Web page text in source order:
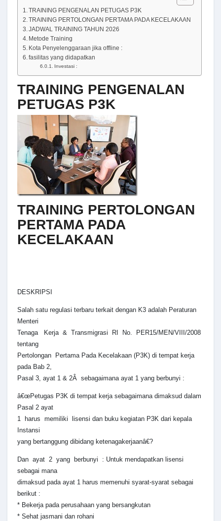
TRAINING PENGENALAN PETUGAS P3K
TRAINING PERTOLONGAN PERTAMA PADA KECELAKAAN
JADWAL TRAINING TAHUN 2026
Metode Training
Kota Penyelenggaraan jika offline :
fasilitas yang didapatkan
Investasi :
TRAINING PENGENALAN
PETUGAS P3K
TRAINING PERTOLONGAN
PERTAMA PADA
KECELAKAAN
DESKRIPSI
Salah satu regulasi terbaru terkait dengan K3 adalah Peraturan
Menteri
Tenaga Kerja & Transmigrasi RI No. PER15/MEN/VIII/2008
tentang
Pertolongan Pertama Pada Kecelakaan (P3K) di tempat kerja
pada Bab 2,
Pasal 3, ayat 1 & 2Â sebagaimana ayat 1 yang berbunyi :
â€œPetugas P3K di tempat kerja sebagaimana dimaksud dalam
Pasal 2 ayat
1 harus memiliki lisensi dan buku kegiatan P3K dari kepala
Instansi
yang bertanggung dibidang ketenagakerjaanâ€?
Dan ayat 2 yang berbunyi : Untuk mendapatkan lisensi
sebagai mana
dimaksud pada ayat 1 harus memenuhi syarat-syarat sebagai
berikut :
* Bekerja pada perusahaan yang bersangkutan
* Sehat jasmani dan rohani